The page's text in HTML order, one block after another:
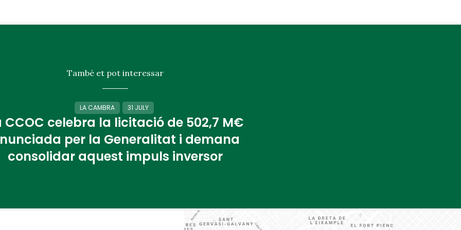
També et pot interessar
LA CAMBRA 31 JULY
CCOC celebra la licitació de 502,7 M€
per la Generalitat i demana
consolidar aquest impuls inversor